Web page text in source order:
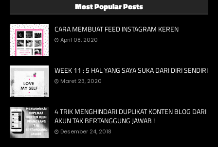
Most Popular Posts
CARA MEMBUAT FEED INSTAGRAM KEREN
April 08, 2020
WEEK 11 : 5 HAL YANG SAYA SUKA DARI DIRI SENDIRI
Maret 23, 2020
4 TRIK MENGHINDARI DUPLIKAT KONTEN BLOG DARI
AKUN TAK BERTANGGUNG JAWAB !
Desember 24, 2018